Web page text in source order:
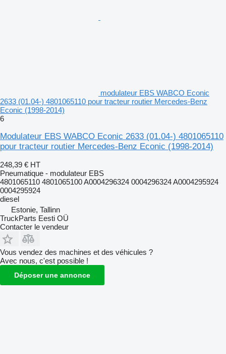
modulateur EBS WABCO Econic
2633 (01.04-) 4801065110 pour tracteur routier Mercedes-Benz
Econic (1998-2014)
6
Modulateur EBS WABCO Econic 2633 (01.04-) 4801065110
pour tracteur routier Mercedes-Benz Econic (1998-2014)
248,39 € HT
Pneumatique - modulateur EBS
4801065110 4801065100 A0004296324 0004296324 A0004295924
0004295924
diesel
Estonie, Tallinn
TruckParts Eesti OÜ
Contacter le vendeur
Vous vendez des machines et des véhicules ?
Avec nous, c'est possible !
Déposer une annonce